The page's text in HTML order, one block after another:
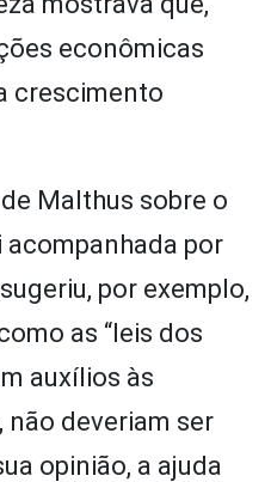
econômicas
crescimento
Malthus sobre o
por
por exemplo,
as “leis dos
auxílios às
deveriam ser
opinião, a ajuda